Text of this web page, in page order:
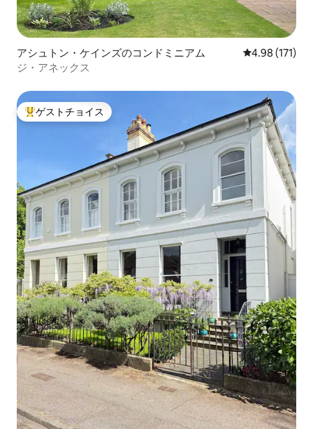
アシュトン・ケインズのコンドミニアム レビュー171
4.98 (171)
ジ・アネックス
大好評のゲストチョイスです。
ゲストチョイス